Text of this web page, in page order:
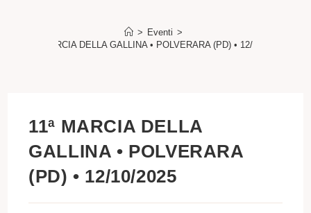
> Eventi >
11ª MARCIA DELLA GALLINA • POLVERARA (PD) • 12/10/2025
11ª MARCIA DELLA
GALLINA • POLVERARA
(PD) • 12/10/2025